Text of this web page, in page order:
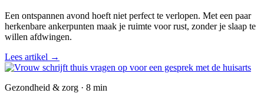
Een ontspannen avond hoeft niet perfect te verlopen. Met een paar
herkenbare ankerpunten maak je ruimte voor rust, zonder je slaap te
willen afdwingen.
Lees artikel →
Gezondheid & zorg · 8 min